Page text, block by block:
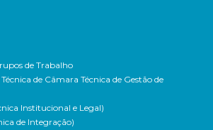
de Trabalho
de Câmara Técnica de Gestão de
Institucional e Legal)
de Integração)